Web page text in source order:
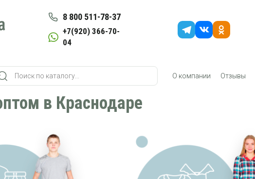
8 800 511-78-37
+7(920) 366-70-
04
О компании Отзывы
в Краснодаре